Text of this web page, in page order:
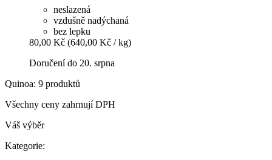
neslazená
vzdušně nadýchaná
bez lepku
80,00 Kč (640,00 Kč / kg)
Doručení do 20. srpna
Quinoa: 9 produktů
Všechny ceny zahrnují DPH
Váš výběr
Kategorie: